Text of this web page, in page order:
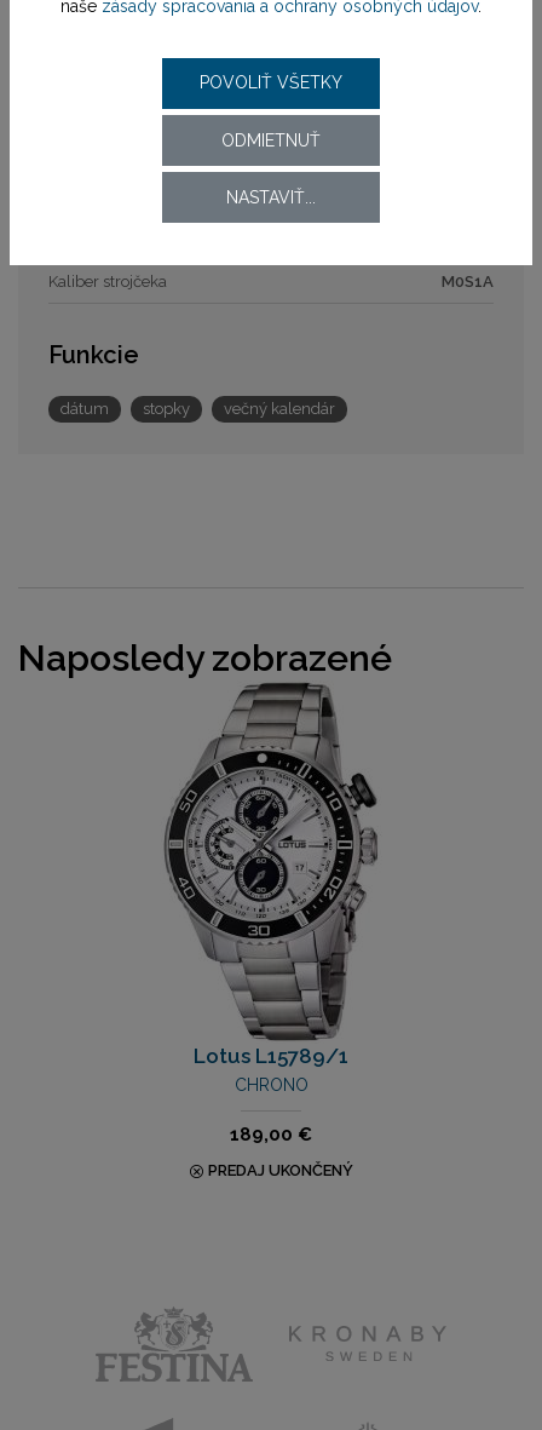
Zapínanie remienka preklápacia spona
Kaliber strojčeka M0S1A
Funkcie
dátum stopky večný kalendár
Naposledy zobrazené
Lotus L15789/1
CHRONO
189,00 €
PREDAJ UKONČENÝ
naše zásady spracovania a ochrany osobných údajov.
POVOLIŤ VŠETKY
ODMIETNUŤ
NASTAVIŤ...